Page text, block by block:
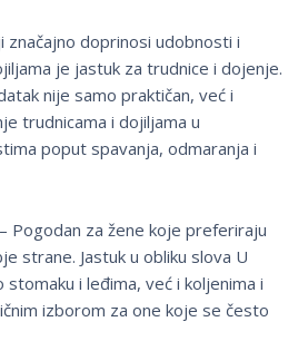
značajno doprinosi udobnosti i
je jastuk za trudnice i dojenje.
nije samo praktičan, već i
trudnicama i dojiljama u
poput spavanja, odmaranja i
Pogodan za žene koje preferiraju
strane. Jastuk u obliku slova U
i leđima, već i koljenima i
izborom za one koje se često